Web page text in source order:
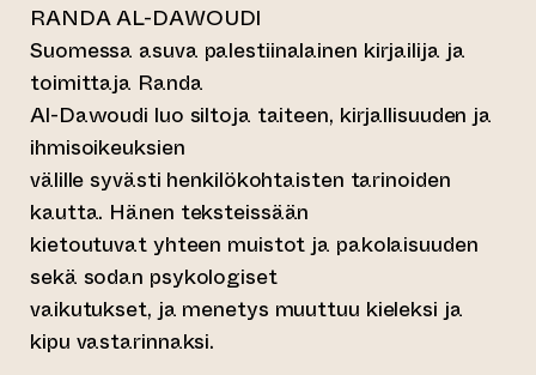
RANDA AL-DAWOUDI
Suomessa asuva palestiinalainen kirjailija ja
toimittaja Randa
Al-Dawoudi luo siltoja taiteen, kirjallisuuden ja
ihmisoikeuksien
välille syvästi henkilökohtaisten tarinoiden
kautta. Hänen teksteissään
kietoutuvat yhteen muistot ja pakolaisuuden
sekä sodan psykologiset
vaikutukset, ja menetys muuttuu kieleksi ja
kipu vastarinnaksi.